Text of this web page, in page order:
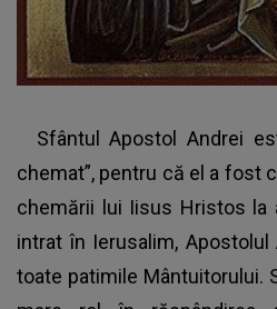
Sfântul Apostol Andrei
chemat”, pentru că el a fost
chemării lui Iisus Hristos la
intrat în Ierusalim,
toate patimile Mântuitorului.